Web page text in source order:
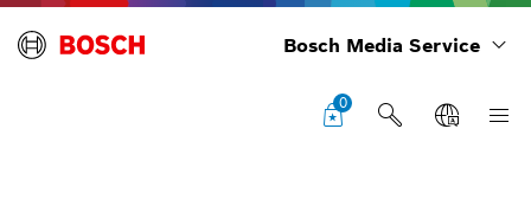
Bosch Media Service
0